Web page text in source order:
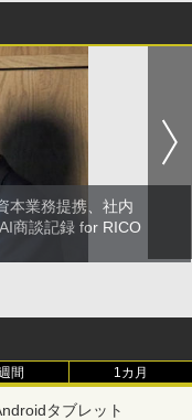
本業務提携、社内
商談記録 for RICO
間 1カ月
タブレット